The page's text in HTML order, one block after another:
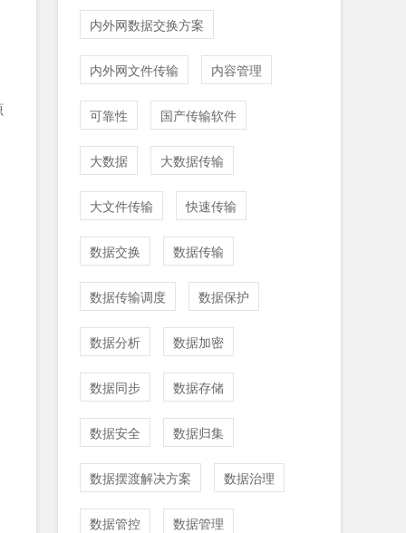
内外网数据交换方案
内外网文件传输 内容管理
可靠性 国产传输软件
大数据 大数据传输
大文件传输 快速传输
数据交换 数据传输
数据传输调度 数据保护
数据分析 数据加密
数据同步 数据存储
数据安全 数据归集
数据摆渡解决方案 数据治理
数据管控 数据管理